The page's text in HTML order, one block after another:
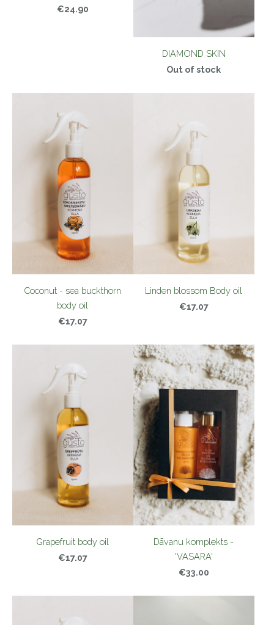
€24.90
DIAMOND SKIN
Out of stock
Coconut - sea buckthorn
body oil
€17.07
Linden blossom Body oil
€17.07
Grapefruit body oil
€17.07
Dāvanu komplekts -
'VASARA'
€33.00